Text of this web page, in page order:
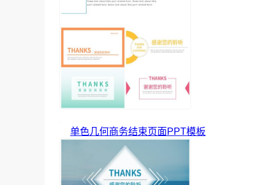
单色几何商务结束页面PPT模板